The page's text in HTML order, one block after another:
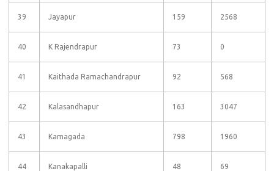
39 Jayapur 159 2568
40 K Rajendrapur 73 0
41 Kaithada Ramachandrapur 92 568
42 Kalasandhapur 163 3047
43 Kamagada 798 1960
44 Kanakapalli 48 69